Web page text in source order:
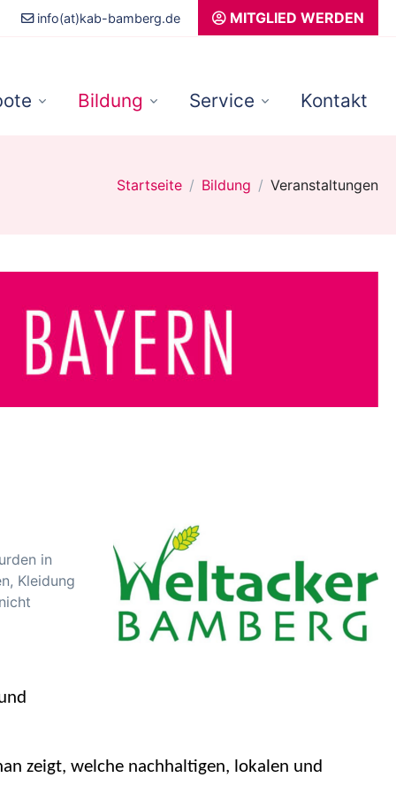
info(at)kab-bamberg.de MITGLIED WERDEN
Bildung Service Kontakt
Startseite Bildung Veranstaltungen
in
Kleidung
zeigt, welche nachhaltigen, lokalen und